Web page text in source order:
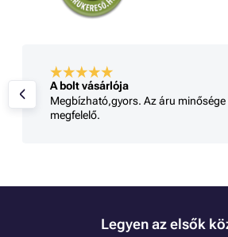
A bolt vásárlója
Megbízható,gyors. Az áru
megfelelő.
Legyen az elsők